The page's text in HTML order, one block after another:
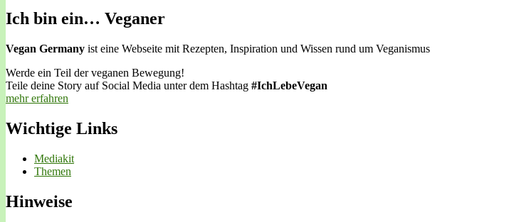
Ich bin ein… Veganer
Vegan Germany ist eine Webseite mit Rezepten, Inspiration und Wissen rund um Veganismus
Werde ein Teil der veganen Bewegung!
Teile deine Story auf Social Media unter dem Hashtag #IchLebeVegan
mehr erfahren
Wichtige Links
Mediakit
Themen
Hinweise